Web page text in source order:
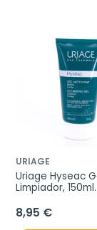
URIAGE
Uriage Hyseac
Limpiador, 150ml.
8,95 €